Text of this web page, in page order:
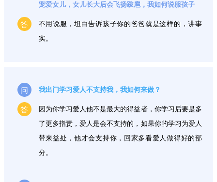
宠爱女儿，女儿长大后会飞扬跋扈，我如何说服孩子
答
不用说服，坦白告诉孩子你的爸爸就是这样的，讲事
实。
问 我出门学习爱人不支持我，我如何来做？
答
因为你学习爱人他不是最大的得益者，你学习后要是多
了更多指责，爱人是会不支持的，如果你的学习为爱人
带来益处，他才会支持你，回家多看爱人做得好的部
分。